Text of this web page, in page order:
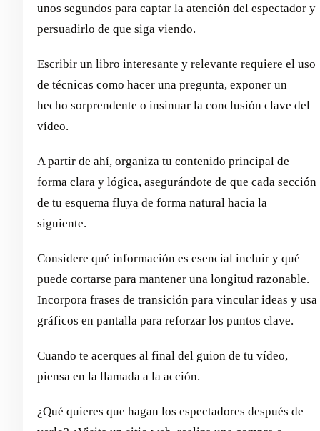
unos segundos para captar la atención del espectador y
persuadirlo de que siga viendo.
Escribir un libro interesante y relevante requiere el uso
de técnicas como hacer una pregunta, exponer un
hecho sorprendente o insinuar la conclusión clave del
vídeo.
A partir de ahí, organiza tu contenido principal de
forma clara y lógica, asegurándote de que cada sección
de tu esquema fluya de forma natural hacia la
siguiente.
Considere qué información es esencial incluir y qué
puede cortarse para mantener una longitud razonable.
Incorpora frases de transición para vincular ideas y usa
gráficos en pantalla para reforzar los puntos clave.
Cuando te acerques al final del guion de tu vídeo,
piensa en la llamada a la acción.
¿Qué quieres que hagan los espectadores después de